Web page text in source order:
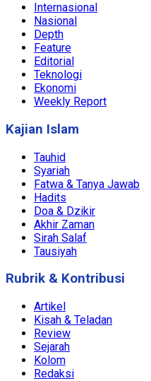
Internasional
Nasional
Depth
Feature
Editorial
Teknologi
Ekonomi
Weekly Report
Kajian Islam
Tauhid
Syariah
Fatwa & Tanya Jawab
Hadits
Doa & Dzikir
Akhir Zaman
Sirah Salaf
Tausiyah
Rubrik & Kontribusi
Artikel
Kisah & Teladan
Review
Sejarah
Kolom
Redaksi